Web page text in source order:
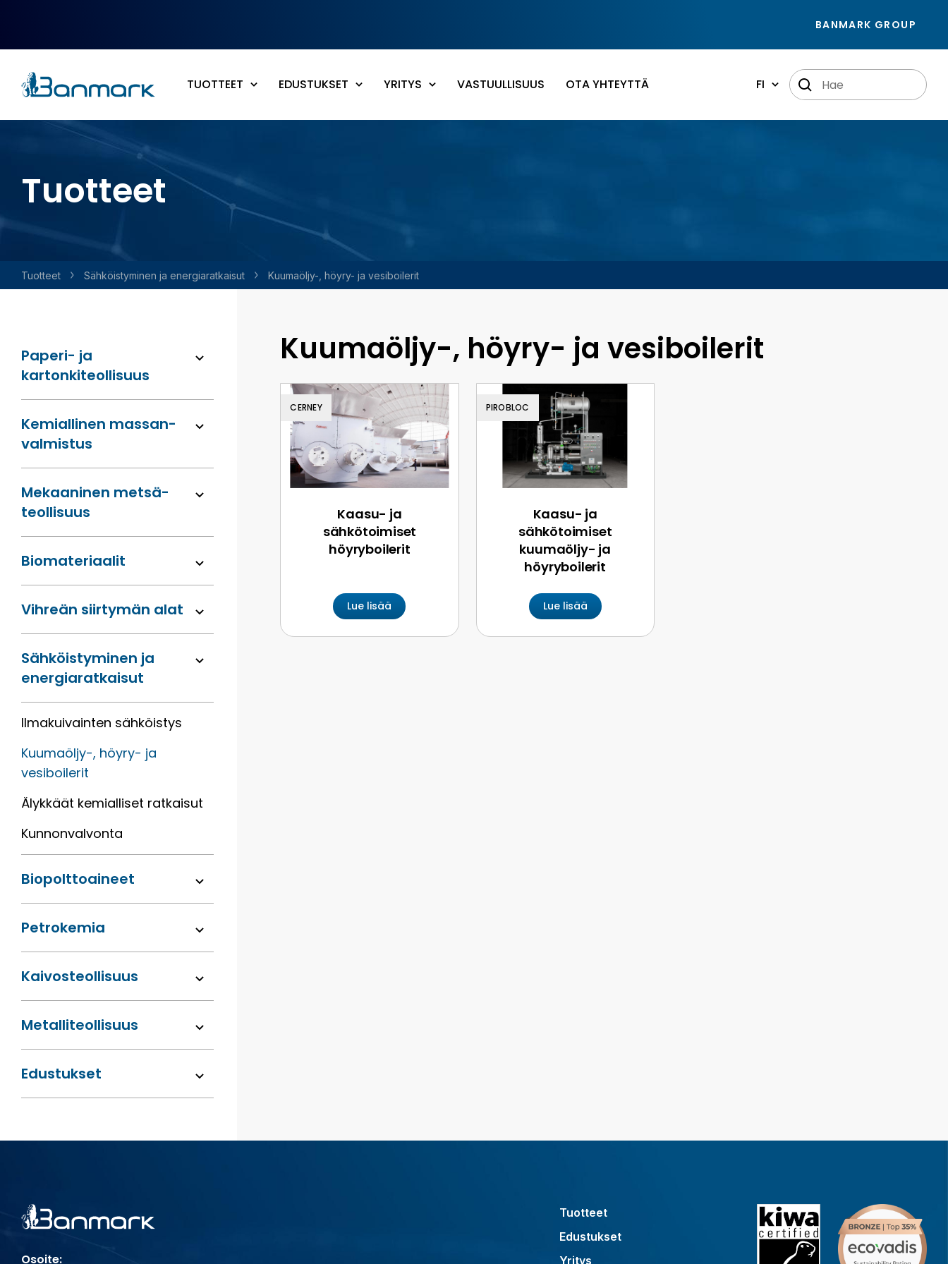
BANMARK GROUP
TUOTTEET EDUSTUKSET YRITYS VASTUULLISUUS OTA YHTEYTTÄ FI
Tuotteet
Tuotteet Sähköis­tyminen ja energia­ratkaisut Kuumaöljy-, höyry- ja vesiboilerit
Paperi- ja
kartonkiteollisuus
Kemiallinen massan­
valmistus
Mekaaninen metsä­
teollisuus
Bio­materiaalit
Vihreän siirtymän alat
Sähköis­tyminen ja
energia­ratkaisut
Ilma­kuivainten sähköistys
Kuumaöljy-, höyry- ja
vesiboilerit
Älykkäät kemialliset ratkaisut
Kunnonvalvonta
Bio­polttoaineet
Petrokemia
Kaivos­teollisuus
Metalli­teollisuus
Edustukset
Kuumaöljy-, höyry- ja vesiboilerit
Kaasu- ja
sähkötoimiset
höyryboilerit
Lue lisää
CERNEY
Kaasu- ja
sähkötoimiset
kuumaöljy- ja
höyryboilerit
Lue lisää
PIROBLOC
Osoite:
Tuotteet
Edustukset
Yritys